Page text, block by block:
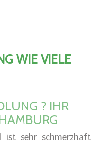
WIE VIELE
? IHR
ist sehr schmerzhaft